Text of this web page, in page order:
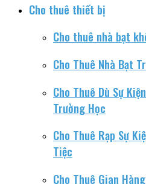
Cho thuê thiết bị
Cho thuê nhà bạt
Cho Thuê Nhà Bạt
Cho Thuê Dù Sự
Trường Học
Cho Thuê Rạp Sự
Tiệc
Cho Thuê Gian